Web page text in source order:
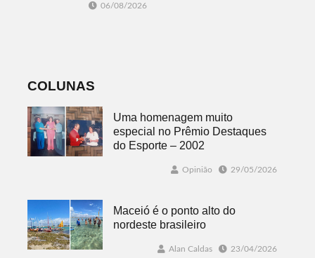
06/08/2026
COLUNAS
Uma homenagem muito
especial no Prêmio Destaques
do Esporte – 2002
Opinião 29/05/2026
Maceió é o ponto alto do
nordeste brasileiro
Alan Caldas 23/04/2026